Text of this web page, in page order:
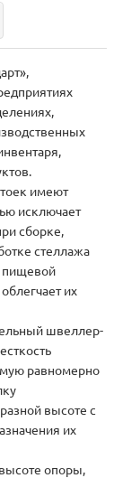
имеют
исключает
сборке,
стеллажа
пищевой
их
швеллер-
равномерно
высоте с
их
опоры,